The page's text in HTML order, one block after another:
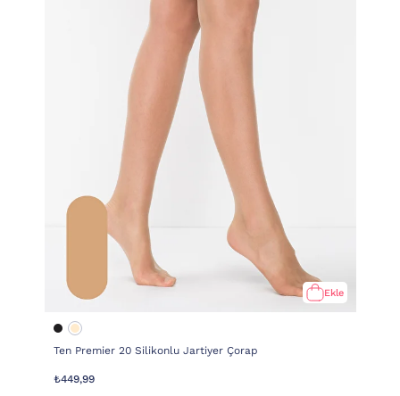
Ekle
Ten Premier 20 Silikonlu Jartiyer Çorap
₺449,99